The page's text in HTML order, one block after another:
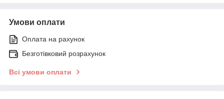
Умови оплати
Оплата на рахунок
Безготівковий розрахунок
Всі умови оплати